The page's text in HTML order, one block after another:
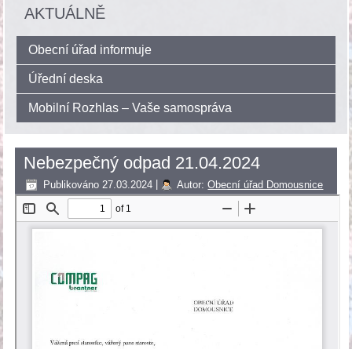
AKTUÁLNĚ
Obecní úřad informuje
Úřední deska
Mobilní Rozhlas – Vaše samospráva
Nebezpečný odpad 21.04.2024
Publikováno 27.03.2024 Autor: Obecní úřad Domousnice